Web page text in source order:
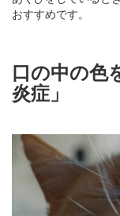
おすすめです。
口の中の色
炎症」